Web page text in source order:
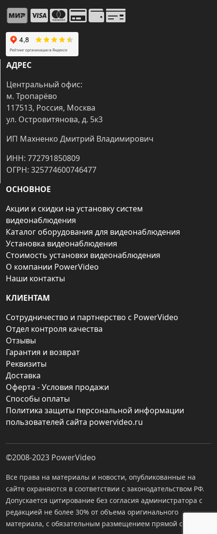
АДРЕС
Центральный офис:
м. Тропарёво
117513, Россия, Москва
ул. Островитянова, д. 5к3
ИП Махненко Дмитрий Владимирович
ИНН: 772791850809
ОГРН: 325774600746477
ОСНОВНОЕ
Акции и скидки на установку систем
видеонаблюдения
Каталог оборудования для видеонаблюдения
Установка видеонаблюдения
Стоимость установки видеонаблюдения
О компании PowerVideo
Наши контакты
КЛИЕНТАМ
Сотрудничество и партнерство с PowerVideo
Отдел контроля качества
Отзывы
Гарантия и возврат
Реквизиты
Доставка
Оферта - Условия продажи
Способы оплаты
Политика защиты персональной информации
пользователей сайта powervideo.ru
©2008-2023 PowerVideo
Все права на материалы и новости, опубликованные на
сайте охраняются в соответствии с законодательством РФ.
Допускается цитирование без согласия администратора с
редакцией не более 30% от объема оригинального
материала, с обязательным размещением прямой ссылки